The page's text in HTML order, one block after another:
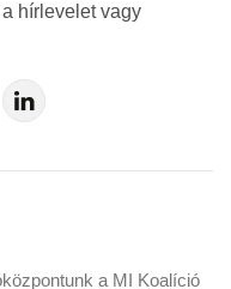
hírlevelet vagy
a MI Koalíció